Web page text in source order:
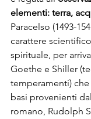
elementi: terra,
Paracelso (1493-
carattere
spirituale, per
Goethe e Shiller
temperamenti)
basi provenienti
romano, Rudolph